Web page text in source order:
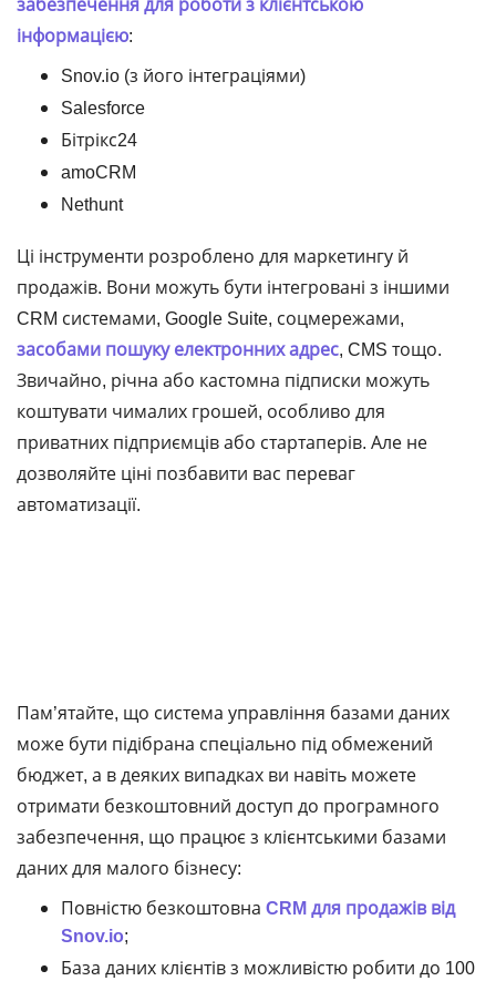
інформацією:
Snov.io (з його інтеграціями)
Salesforce
Бітрікс24
amoCRM
Nethunt
Ці інструменти розроблено для маркетингу й
продажів. Вони можуть бути інтегровані з іншими
CRM системами, Google Suite, соцмережами,
засобами пошуку електронних адрес, CMS тощо.
Звичайно, річна або кастомна підписки можуть
коштувати чималих грошей, особливо для
приватних підприємців або стартаперів. Але не
дозволяйте ціні позбавити вас переваг
автоматизації.
Пам’ятайте, що система управління базами даних
може бути підібрана спеціально під обмежений
бюджет, а в деяких випадках ви навіть можете
отримати безкоштовний доступ до програмного
забезпечення, що працює з клієнтськими базами
даних для малого бізнесу:
Повністю безкоштовна CRM для продажів від
Snov.io;
База даних клієнтів з можливістю робити до 100